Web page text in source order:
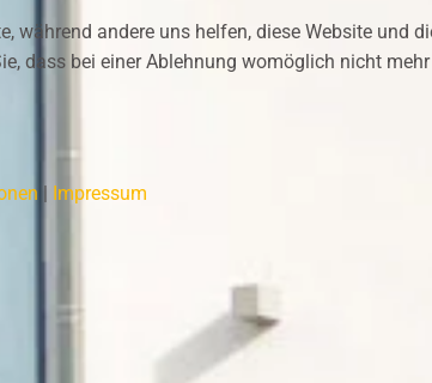
andere uns helfen, diese Website und
dass bei einer Ablehnung womöglich nicht
| Impressum